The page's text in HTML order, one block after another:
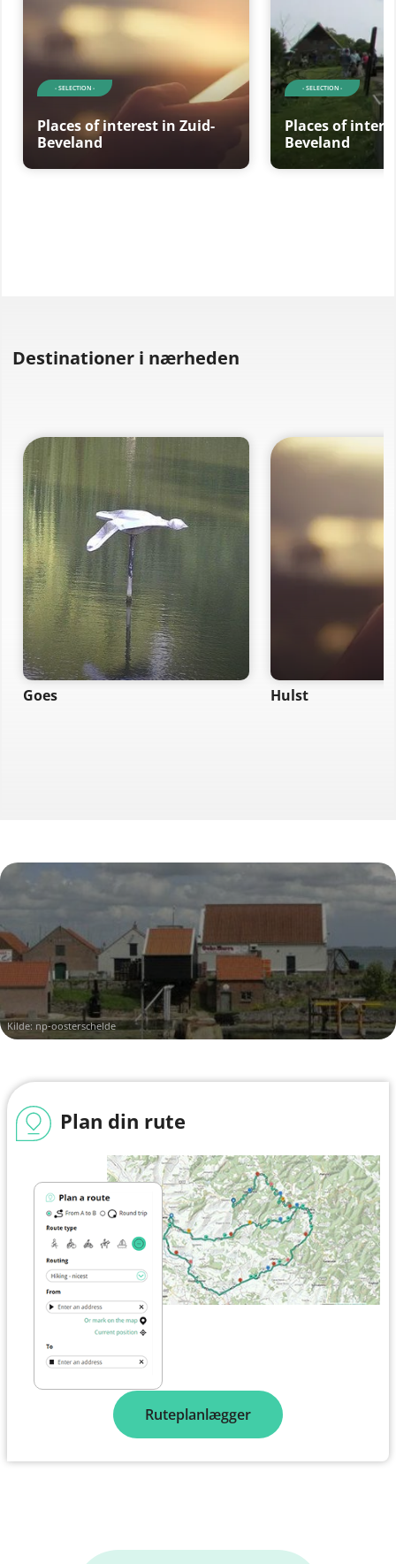
- SELECTION -
Places of interest in Zuid-
Beveland
- SELECTION -
Places of
Beveland
Destinationer i nærheden
Goes Hulst
Kilde: np-oosterschelde
Plan din rute
Ruteplanlægger